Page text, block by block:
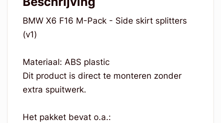
BMW X6 F16 M-Pack - Side skirt splitters
(v1)
Materiaal: ABS plastic
Dit product is direct te monteren zonder
extra spuitwerk.
Het pakket bevat o.a.: